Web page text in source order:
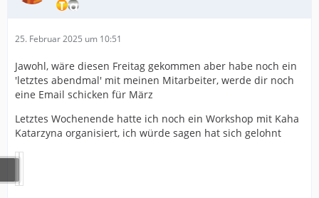
25. Februar 2025 um 10:51
Jawohl, wäre diesen Freitag gekommen aber habe noch ein
'letztes abendmal' mit meinen Mitarbeiter, werde dir noch
eine Email schicken für März
Letztes Wochenende hatte ich noch ein Workshop mit Kaha
Katarzyna organisiert, ich würde sagen hat sich gelohnt